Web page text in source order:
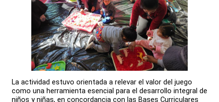
La actividad estuvo orientada a relevar el valor del juego
como una herramienta esencial para el desarrollo integral de
niños y niñas, en concordancia con las Bases Curriculares